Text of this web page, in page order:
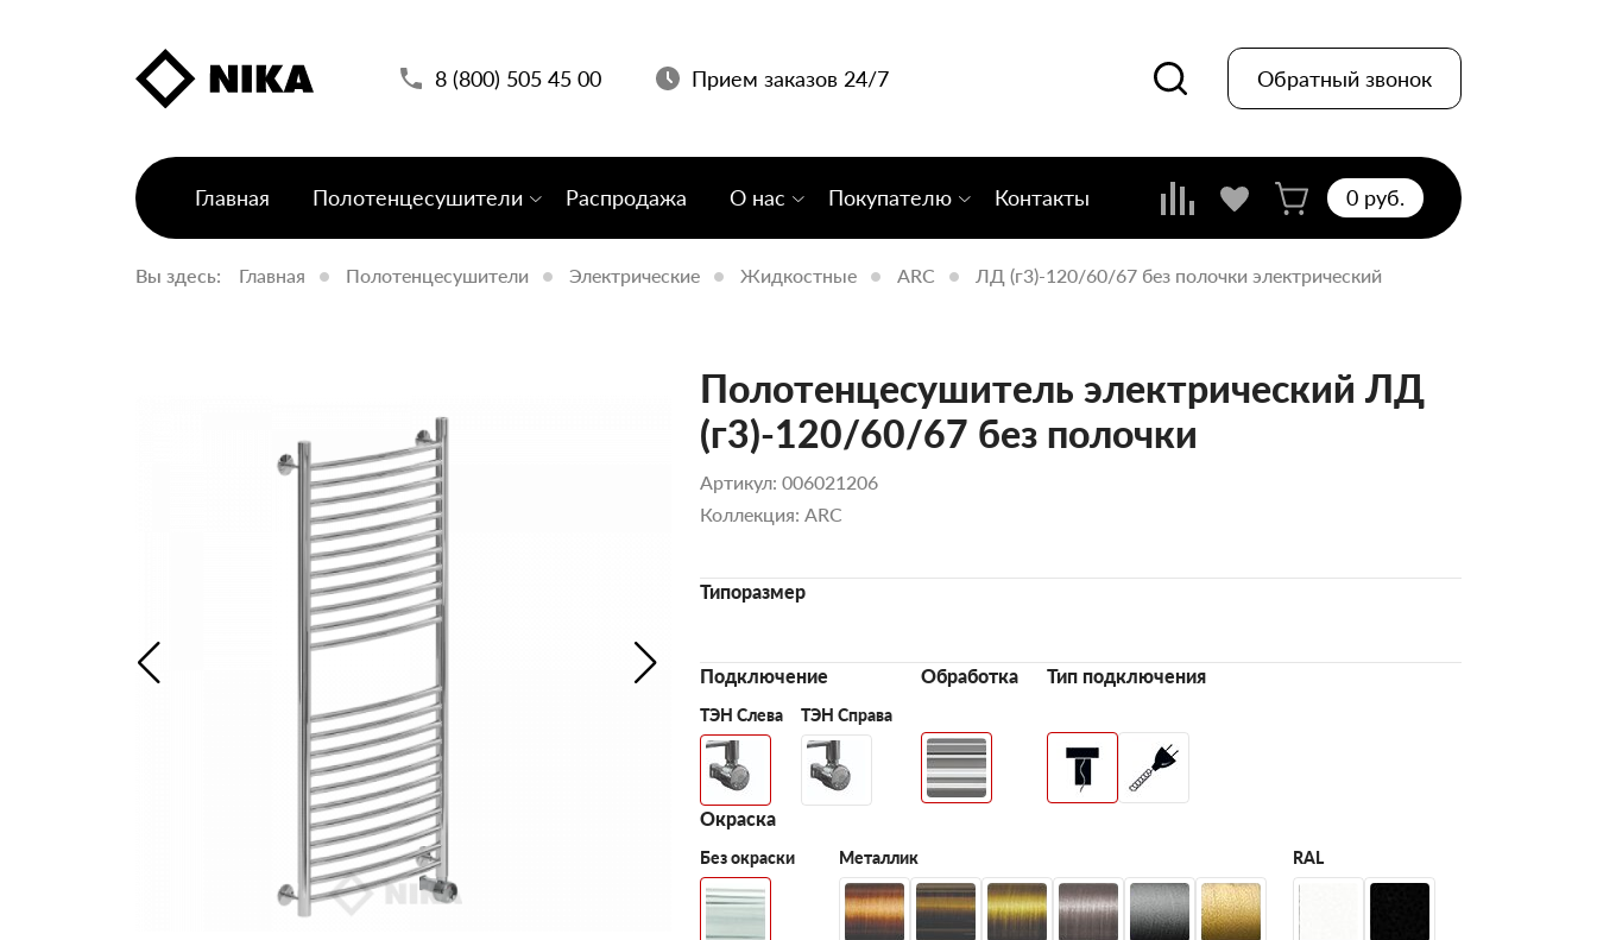
8 (800) 505 45 00 Прием заказов 24/7 Обратный звонок
Главная Полотенцесушители Распродажа О нас Покупателю Контакты 0 pуб.
Вы здесь: Главная Полотенцесушители Электрические Жидкостные ARC ЛД (г3)-120/60/67 без полочки электрический
Полотенцесушитель электрический ЛД
(г3)-120/60/67 без полочки
Артикул: 006021206
Коллекция: ARC
Типоразмер
Подключение
ТЭН Слева ТЭН Справа
Обработка Тип подключения
Окраска
Без окраски Металлик RAL